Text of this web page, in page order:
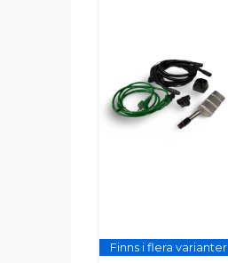
Finns i flera varianter